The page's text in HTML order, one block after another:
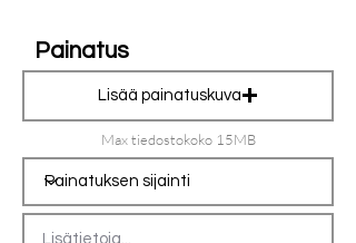
Painatus
Lisää painatuskuva
Max tiedostokoko 15MB